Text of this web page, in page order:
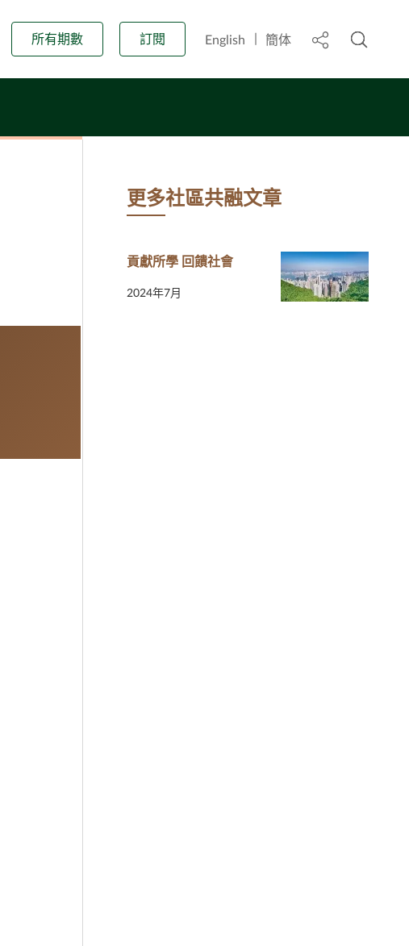
所有期數
訂閱 English 簡体 標頭中的分
開啟搜
更多社區共融文章
貢獻所學 回饋社會
2024年7月